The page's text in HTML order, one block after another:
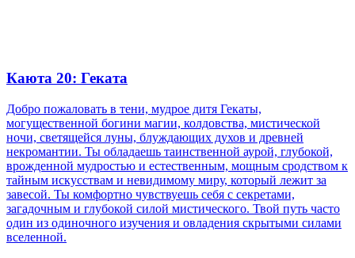
Каюта 20: Геката
Добро пожаловать в тени, мудрое дитя Гекаты,
могущественной богини магии, колдовства, мистической
ночи, светящейся луны, блуждающих духов и древней
некромантии. Ты обладаешь таинственной аурой, глубокой,
врожденной мудростью и естественным, мощным сродством к
тайным искусствам и невидимому миру, который лежит за
завесой. Ты комфортно чувствуешь себя с секретами,
загадочным и глубокой силой мистического. Твой путь часто
один из одиночного изучения и овладения скрытыми силами
вселенной.